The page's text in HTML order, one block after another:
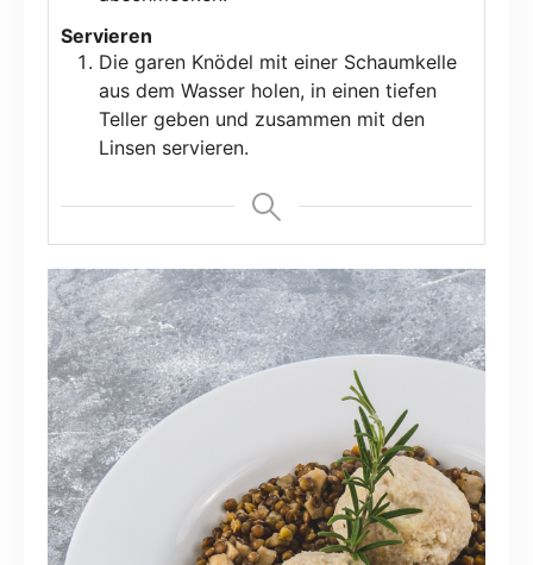
Servieren
Die garen Knödel mit einer Schaumkelle
aus dem Wasser holen, in einen tiefen
Teller geben und zusammen mit den
Linsen servieren.